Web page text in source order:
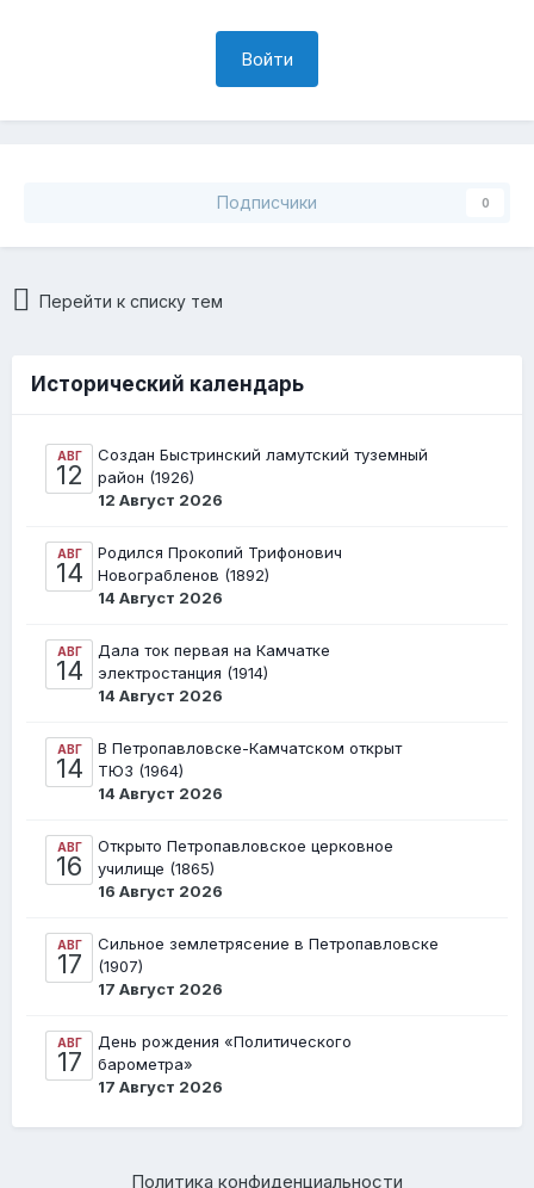
Войти
Подписчики 0
Перейти к списку тем
Исторический календарь
АВГ
12
Создан Быстринский ламутский туземный
район (1926)
12 Август 2026
АВГ
14
Родился Прокопий Трифонович
Новограбленов (1892)
14 Август 2026
АВГ
14
Дала ток первая на Камчатке
электростанция (1914)
14 Август 2026
АВГ
14
В Петропавловске-Камчатском открыт
ТЮЗ (1964)
14 Август 2026
АВГ
16
Открыто Петропавловское церковное
училище (1865)
16 Август 2026
АВГ
17
Сильное землетрясение в Петропавловске
(1907)
17 Август 2026
АВГ
17
День рождения «Политического
барометра»
17 Август 2026
Политика конфиденциальности